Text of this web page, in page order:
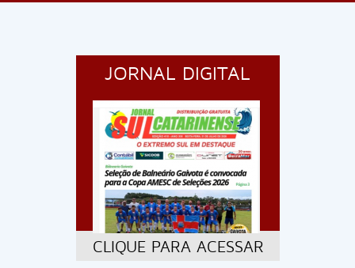
JORNAL DIGITAL
CLIQUE PARA ACESSAR